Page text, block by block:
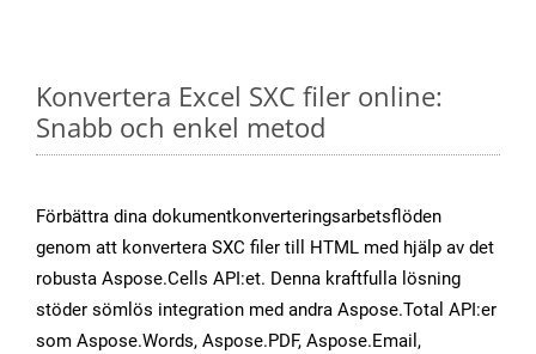
Konvertera Excel SXC filer online:
Snabb och enkel metod
Förbättra dina dokumentkonverteringsarbetsflöden
genom att konvertera SXC filer till HTML med hjälp av det
robusta Aspose.Cells API:et. Denna kraftfulla lösning
stöder sömlös integration med andra Aspose.Total API:er
som Aspose.Words, Aspose.PDF, Aspose.Email,